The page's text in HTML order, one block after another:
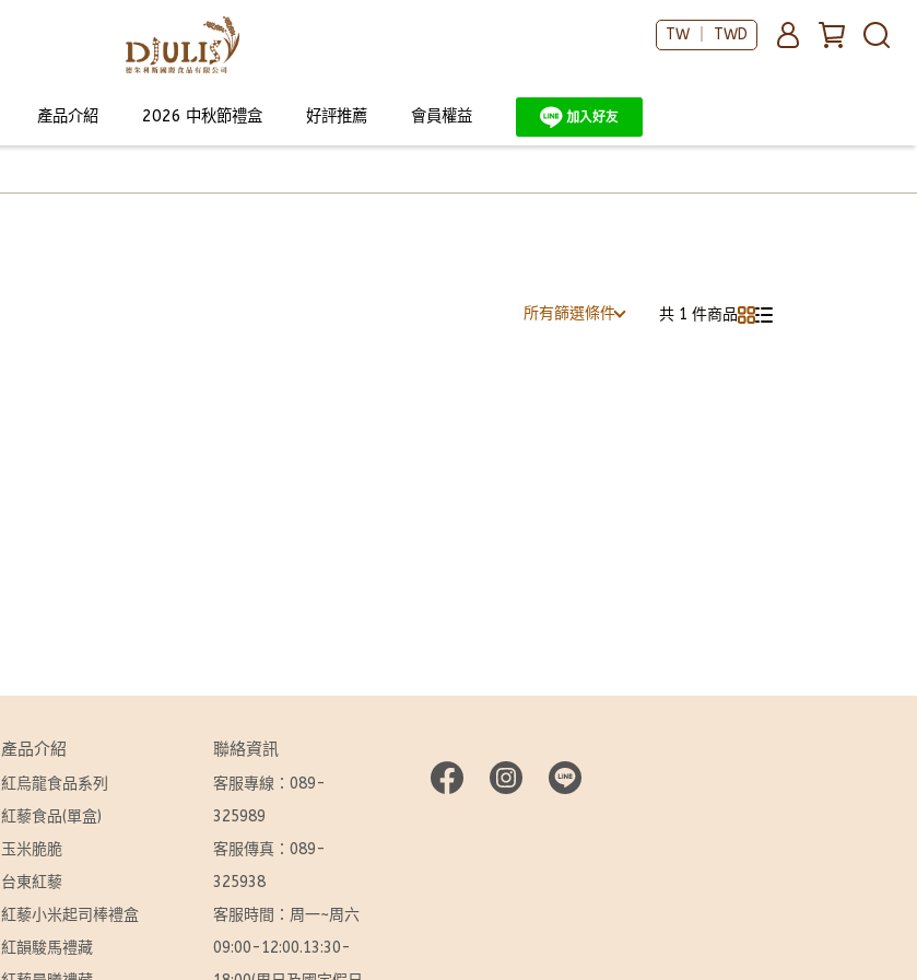
TW ｜ TWD
產品介紹 2026 中秋節禮盒 好評推薦 會員權益
所有篩選條件 共 1 件商品
產品介紹
紅烏龍食品系列
紅藜食品(單盒)
玉米脆脆
台東紅藜
紅藜小米起司棒禮盒
紅韻駿馬禮藏
聯絡資訊
客服專線：089-
325989
客服傳真：089-
325938
客服時間：周一~周六
09:00-12:00.13:30-